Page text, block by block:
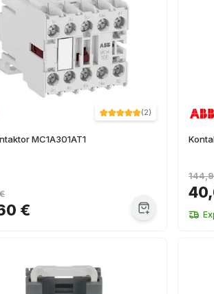
(2)
MC1A301AT1
€